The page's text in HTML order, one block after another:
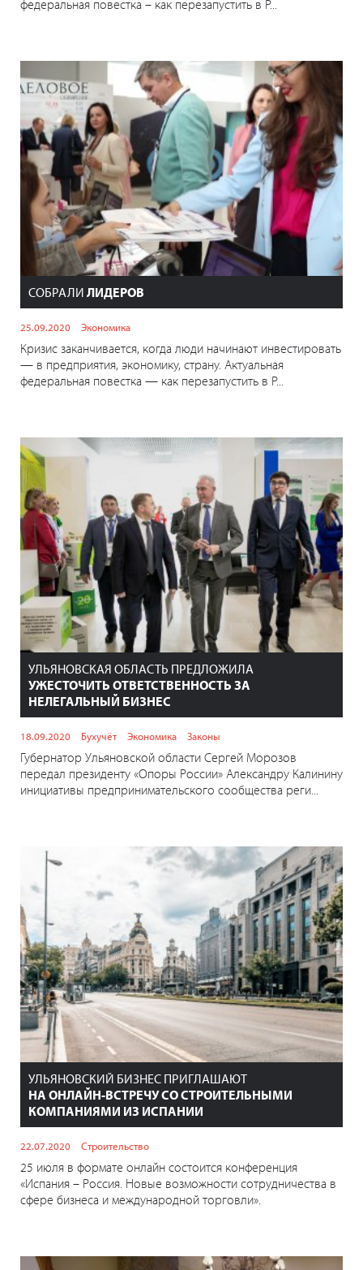
федеральная повестка – как перезапустить в Р...
СОБРАЛИ ЛИДЕРОВ
25.09.2020 Экономика
Кризис заканчивается, когда люди начинают инвестировать
— в предприятия, экономику, страну. Актуальная
федеральная повестка — как перезапустить в Р...
УЛЬЯНОВСКАЯ ОБЛАСТЬ ПРЕДЛОЖИЛА
УЖЕСТОЧИТЬ ОТВЕТСТВЕННОСТЬ ЗА
НЕЛЕГАЛЬНЫЙ БИЗНЕС
18.09.2020 Бухучёт Экономика Законы
Губернатор Ульяновской области Сергей Морозов
передал президенту «Опоры России» Александру Калинину
инициативы предпринимательского сообщества реги...
УЛЬЯНОВСКИЙ БИЗНЕС ПРИГЛАШАЮТ
НА ОНЛАЙН-ВСТРЕЧУ СО СТРОИТЕЛЬНЫМИ
КОМПАНИЯМИ ИЗ ИСПАНИИ
22.07.2020 Строительство
25 июля в формате онлайн состоится конференция
«Испания – Россия. Новые возможности сотрудничества в
сфере бизнеса и международной торговли».